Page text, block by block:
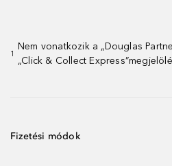
1
Nem vonatkozik a „Douglas
„Click & Collect
Fizetési módok